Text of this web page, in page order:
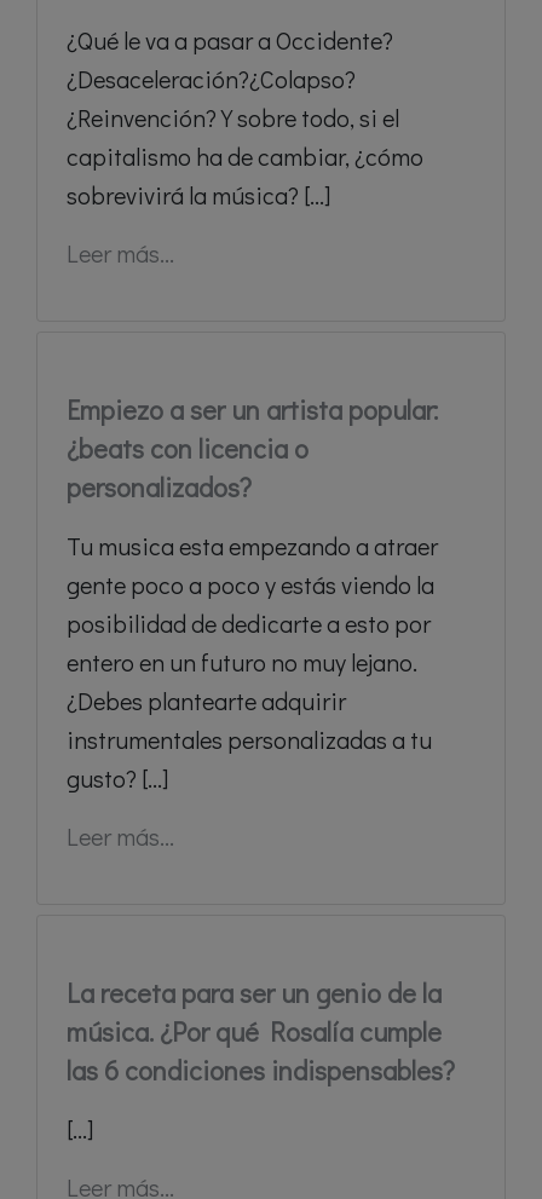
¿Qué le va a pasar a Occidente?
¿Desaceleración?¿Colapso?
¿Reinvención? Y sobre todo, si el
capitalismo ha de cambiar, ¿cómo
sobrevivirá la música? [...]
Leer más...
Empiezo a ser un artista popular:
¿beats con licencia o
personalizados?
Tu musica esta empezando a atraer
gente poco a poco y estás viendo la
posibilidad de dedicarte a esto por
entero en un futuro no muy lejano.
¿Debes plantearte adquirir
instrumentales personalizadas a tu
gusto? [...]
Leer más...
La receta para ser un genio de la
música. ¿Por qué Rosalía cumple
las 6 condiciones indispensables?
[...]
Leer más...